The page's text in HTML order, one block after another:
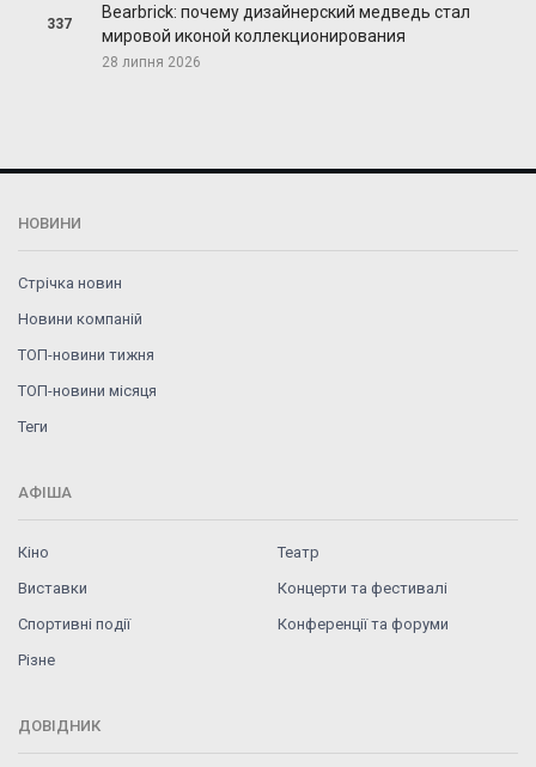
337
Bearbrick: почему дизайнерский медведь стал
мировой иконой коллекционирования
28 липня 2026
НОВИНИ
Стрічка новин
Новини компаній
ТОП-новини тижня
ТОП-новини місяця
Теги
АФІША
Кіно
Театр
Виставки
Концерти та фестивалі
Спортивні події
Конференції та форуми
Різне
ДОВІДНИК